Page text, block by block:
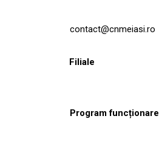
contact@cnmeiasi.ro
Filiale
Program funcționare